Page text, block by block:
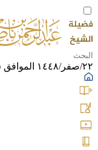
٢٢/صفر/١٤٤٨ الموافق ٥/أغسطس/٢٠٢٦